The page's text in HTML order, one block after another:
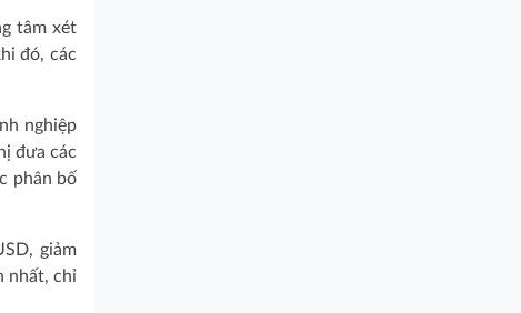
tâm xét
đó, các
nghiệp
đưa các
phân bố
giảm
nhất, chỉ